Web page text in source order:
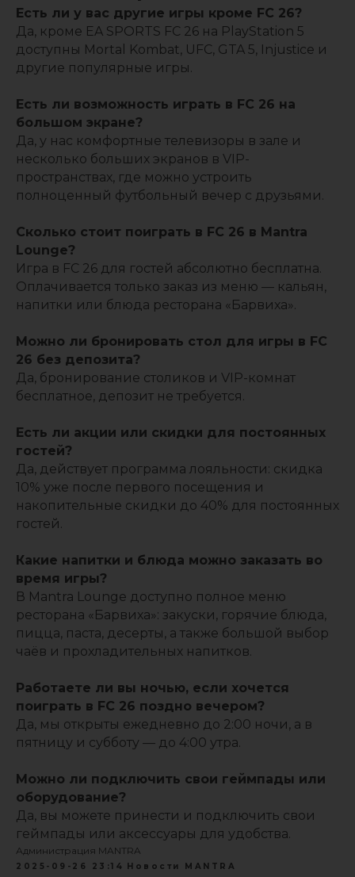
Есть ли у вас другие игры кроме FC 26?
Да, кроме EA SPORTS FC 26 на PlayStation 5
доступны Mortal Kombat, UFC, GTA 5, Injustice и
другие популярные игры.
Есть ли возможность играть в FC 26 на
большом экране?
Да, у нас комфортные телевизоры в зале и
несколько больших экранов в VIP-
пространствах, где можно устроить
полноценный футбольный вечер с друзьями.
Сколько стоит поиграть в FC 26 в Mantra
Lounge?
Игра в FC 26 для гостей абсолютно бесплатна.
Оплачивается только заказ из меню — кальян,
напитки или блюда ресторана «Барвиха».
Можно ли бронировать стол для игры в FC
26 без депозита?
Да, бронирование столиков и VIP-комнат
бесплатное, депозит не требуется.
Есть ли акции или скидки для постоянных
гостей?
Да, действует программа лояльности: скидка
10% уже после первого посещения и
накопительные скидки до 40% для постоянных
гостей.
Какие напитки и блюда можно заказать во
время игры?
В Mantra Lounge доступно полное меню
ресторана «Барвиха»: закуски, горячие блюда,
пицца, паста, десерты, а также большой выбор
чаёв и прохладительных напитков.
Работаете ли вы ночью, если хочется
поиграть в FC 26 поздно вечером?
Да, мы открыты ежедневно до 2:00 ночи, а в
пятницу и субботу — до 4:00 утра.
Можно ли подключить свои геймпады или
оборудование?
Да, вы можете принести и подключить свои
геймпады или аксессуары для удобства.
Администрация MANTRA
2025-09-26 23:14 Новости MANTRA